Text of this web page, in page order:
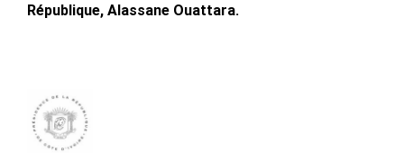
République, Alassane Ouattara.